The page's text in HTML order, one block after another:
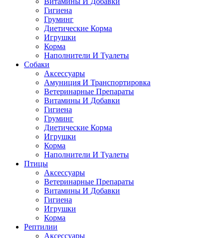
Гигиена
Груминг
Диетические Корма
Игрушки
Корма
Наполнители И Туалеты
Собаки
Аксессуары
Амуниция И Транспортировка
Ветеринарные Препараты
Витамины И Добавки
Гигиена
Груминг
Диетические Корма
Игрушки
Корма
Наполнители И Туалеты
Птицы
Аксессуары
Ветеринарные Препараты
Витамины И Добавки
Гигиена
Игрушки
Корма
Рептилии
Аксессуары